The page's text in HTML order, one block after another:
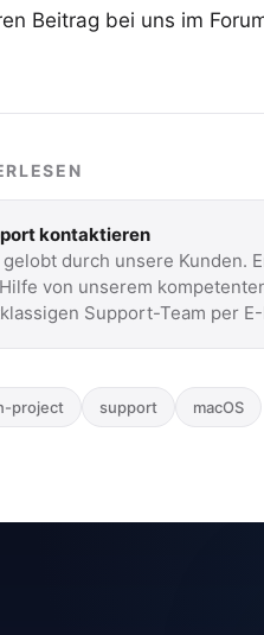
Beitrag bei uns im
kontaktieren
durch unsere Kunden.
von unserem
Support-Team per
project support macOS